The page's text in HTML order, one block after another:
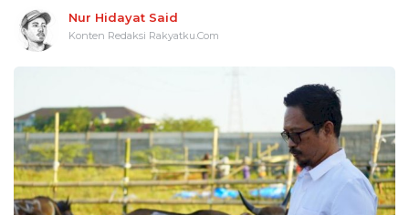
Nur Hidayat Said
Konten Redaksi Rakyatku.Com